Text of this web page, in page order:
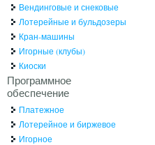
Вендинговые и снековые
Лотерейные и бульдозеры
Кран-машины
Игорные (клубы)
Киоски
Программное
обеспечение
Платежное
Лотерейное и биржевое
Игорное